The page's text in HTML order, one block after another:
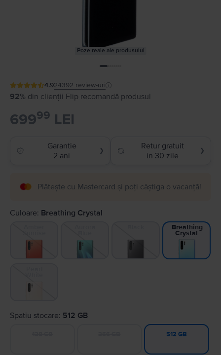
Poze reale ale produsului
4.924392 review-uri
92% din clienții Flip recomandă produsul
69999 LEI
Garantie
2 ani
❯
Retur gratuit
in 30 zile
❯
Plătește cu Mastercard și poți câștiga o vacanță!
Culoare: Breathing Crystal
Breathing
Crystal
Spatiu stocare: 512 GB
512 GB